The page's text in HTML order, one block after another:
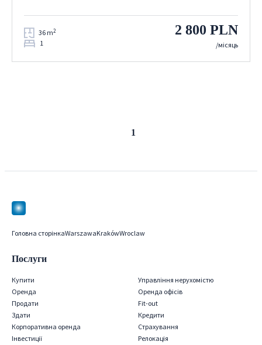
36 m2
1
2 800 PLN
/місяць
1
Головна сторінкаWarszawaKrakówWroclaw
Послуги
Купити
Оренда
Продати
Здати
Корпоративна оренда
Iнвестиції
Управління нерухомістю
Оренда офісів
Fit-out
Кредити
Страхування
Релокація